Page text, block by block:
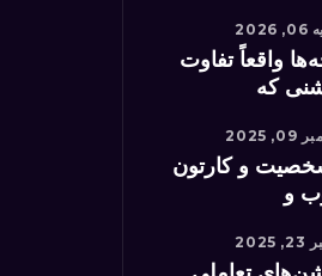
واقعاً تفاوت
که
2025
شخصیت و کارتون
و